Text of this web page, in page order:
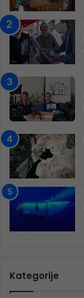
Kategorije